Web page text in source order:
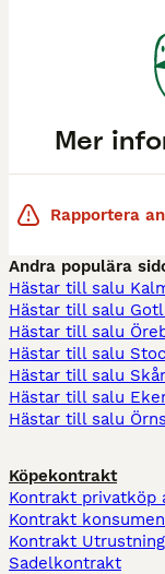
Mer
Rapportera
Andra populära
Hästar till salu
Hästar till salu
Hästar till salu
Hästar till salu
Hästar till salu
Hästar till salu
Hästar till salu
Köpekontrakt
Kontrakt privatköp
Kontrakt
Kontrakt Utrustning
Sadelkontrakt